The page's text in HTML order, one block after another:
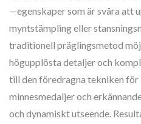
—egenskaper som är svåra att
myntstämpling eller
traditionell präglingsmetod
högupplösta detaljer och
till den föredragna tekniken för
minnesmedaljer och
och dynamiskt utseende.